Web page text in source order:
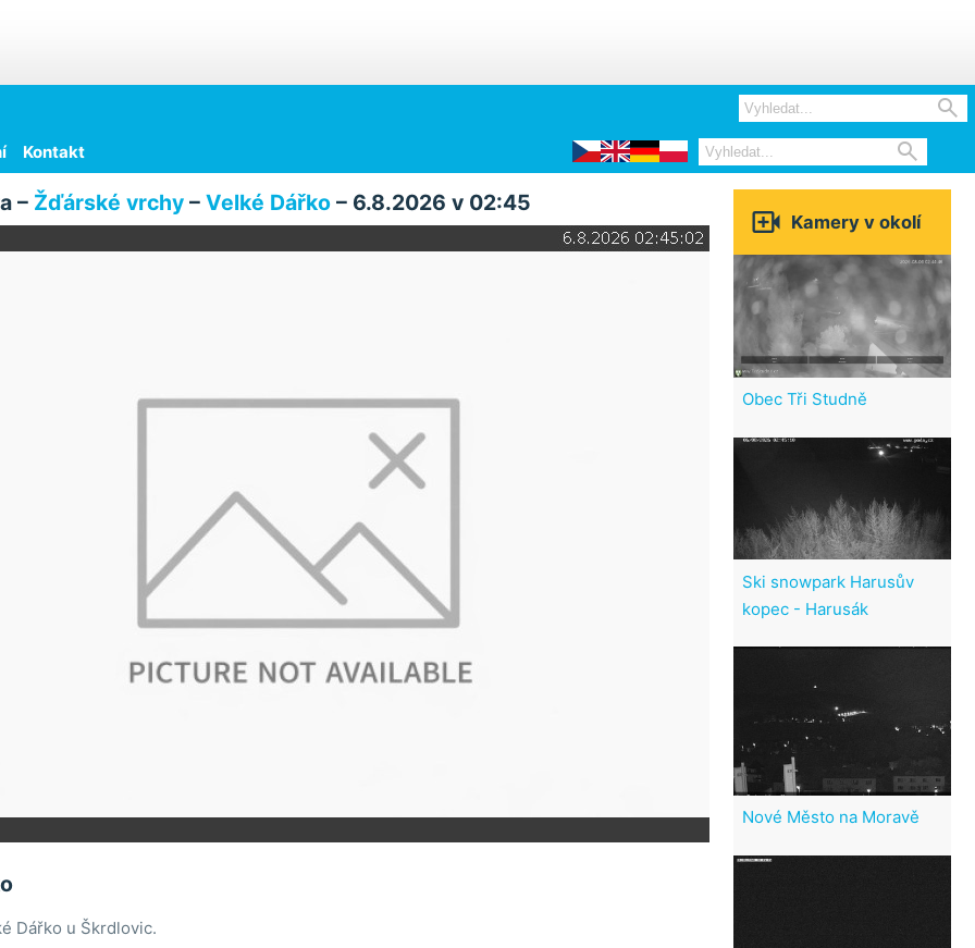

Kontakt 
– Žďárské vrchy– Velké Dářko– 6.8.2026 v 02:45
Dářko u Škrdlovic.
 Kamery v okolí
Obec Tři Studně
Ski snowpark Harusův
kopec - Harusák
Nové Město na Moravě